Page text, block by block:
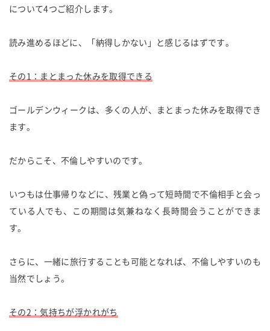
について4つご紹介します。
読み進めるほどに、「納得しかない」と感じるはずです。
その1：まとまった休みを取得できる
ゴールデンウィークは、多くの人が、まとまった休みを取得でき
ます。
だからこそ、不倫しやすいのです。
いつもは仕事帰りなどに、残業と偽って短時間で不倫相手と会っ
ている人でも、この期間は気兼ねなく長時間会うことができま
す。
さらに、一緒に旅行することも可能となれば、不倫しやすいのも
当然でしょう。
その2：気持ちが浮かれがち